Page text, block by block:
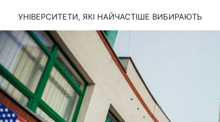
УНІВЕРСИТЕТИ, ЯКІ НАЙЧАСТІШЕ ВИБИРАЮТЬ